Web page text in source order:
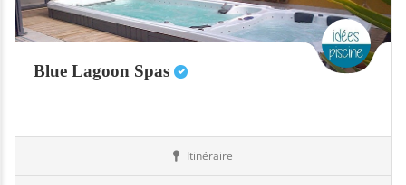
Blue Lagoon Spas
Itinéraire